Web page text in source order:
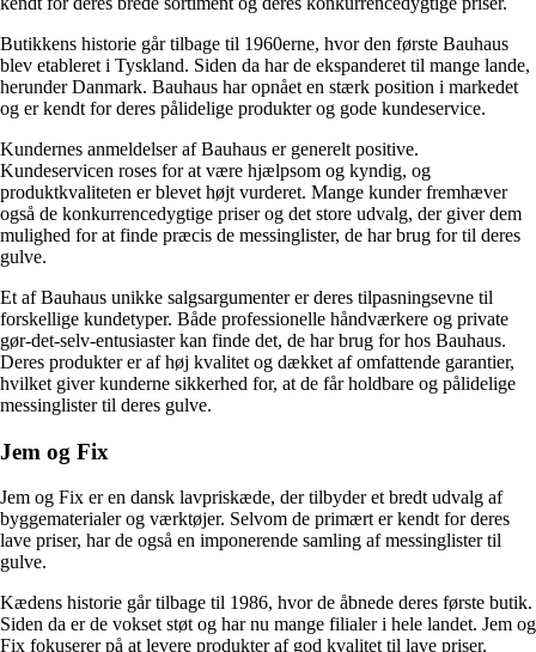
Butikkens historie går tilbage til 1960erne, hvor den første Bauhaus
blev etableret i Tyskland. Siden da har de ekspanderet til mange lande,
herunder Danmark. Bauhaus har opnået en stærk position i markedet
og er kendt for deres pålidelige produkter og gode kundeservice.
Kundernes anmeldelser af Bauhaus er generelt positive.
Kundeservicen roses for at være hjælpsom og kyndig, og
produktkvaliteten er blevet højt vurderet. Mange kunder fremhæver
også de konkurrencedygtige priser og det store udvalg, der giver dem
mulighed for at finde præcis de messinglister, de har brug for til deres
gulve.
Et af Bauhaus unikke salgsargumenter er deres tilpasningsevne til
forskellige kundetyper. Både professionelle håndværkere og private
gør-det-selv-entusiaster kan finde det, de har brug for hos Bauhaus.
Deres produkter er af høj kvalitet og dækket af omfattende garantier,
hvilket giver kunderne sikkerhed for, at de får holdbare og pålidelige
messinglister til deres gulve.
Jem og Fix
Jem og Fix er en dansk lavpriskæde, der tilbyder et bredt udvalg af
byggematerialer og værktøjer. Selvom de primært er kendt for deres
lave priser, har de også en imponerende samling af messinglister til
gulve.
Kædens historie går tilbage til 1986, hvor de åbnede deres første butik.
Siden da er de vokset støt og har nu mange filialer i hele landet. Jem og
Fix fokuserer på at levere produkter af god kvalitet til lave priser.